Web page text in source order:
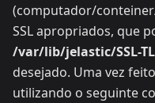
(computador/
SSL apropriados, que
/var/lib/jelastic/SSL-
desejado. Uma vez
utilizando o seguinte